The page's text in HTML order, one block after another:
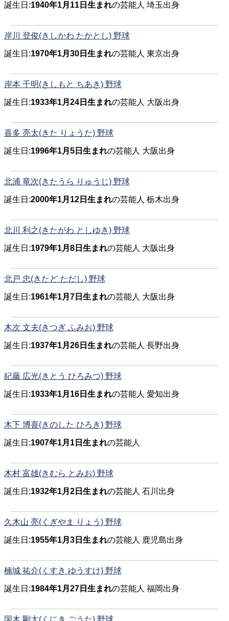
誕生日:1940年1月11日生まれの芸能人 埼玉出身
岸川 登俊(きしかわ たかとし) 野球
誕生日:1970年1月30日生まれの芸能人 東京出身
岸本 千明(きしもと ちあき) 野球
誕生日:1933年1月24日生まれの芸能人 大阪出身
喜多 亮太(きた りょうた) 野球
誕生日:1996年1月5日生まれの芸能人 大阪出身
北浦 竜次(きたうら りゅうじ) 野球
誕生日:2000年1月12日生まれの芸能人 栃木出身
北川 利之(きたがわ としゆき) 野球
誕生日:1979年1月8日生まれの芸能人 大阪出身
北戸 忠(きたど ただし) 野球
誕生日:1961年1月7日生まれの芸能人 大阪出身
木次 文夫(きつぎ ふみお) 野球
誕生日:1937年1月26日生まれの芸能人 長野出身
紀藤 広光(きとう ひろみつ) 野球
誕生日:1933年1月16日生まれの芸能人 愛知出身
木下 博喜(きのした ひろき) 野球
誕生日:1907年1月1日生まれの芸能人
木村 富雄(きむら とみお) 野球
誕生日:1932年1月2日生まれの芸能人 石川出身
久木山 亮(くぎやま りょう) 野球
誕生日:1955年1月3日生まれの芸能人 鹿児島出身
楠城 祐介(くすき ゆうすけ) 野球
誕生日:1984年1月27日生まれの芸能人 福岡出身
国木 剛太(くにき ごうた) 野球